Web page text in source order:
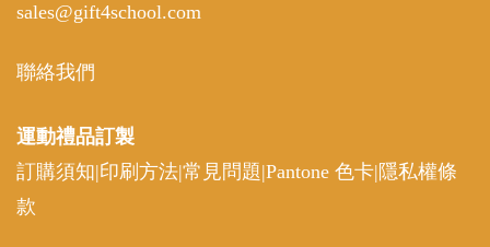
sales@gift4school.com
聯絡我們
運動禮品訂製
訂購須知|印刷方法|常見問題|Pantone 色卡| 隱私權條
款